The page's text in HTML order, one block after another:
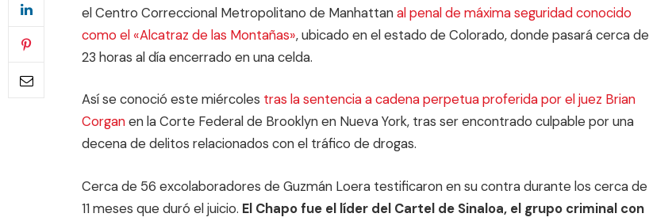
el Centro Correccional Metropolitano de Manhattan al penal de máxima seguridad conocido
como el «Alcatraz de las Montañas», ubicado en el estado de Colorado, donde pasará cerca de
23 horas al día encerrado en una celda.
Así se conoció este miércoles tras la sentencia a cadena perpetua proferida por el juez Brian
Corganen la Corte Federal de Brooklyn en Nueva York, tras ser encontrado culpable por una
decena de delitos relacionados con el tráfico de drogas.
Cerca de 56 excolaboradores de Guzmán Loera testificaron en su contra durante los cerca de
11 meses que duró el juicio. El Chapo fue el líder del Cartel de Sinaloa, el grupo criminal con